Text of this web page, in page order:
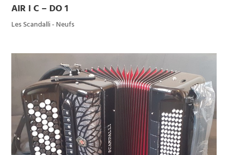
AIR I C – DO 1
Les Scandalli - Neufs